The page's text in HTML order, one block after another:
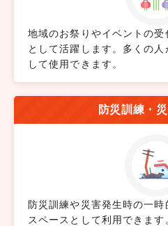
地域のお祭りやイベントの
として活躍します。多くの
して使用できます。
防災訓練・
防災訓練や災害発生時の一
スペースとして利用できま